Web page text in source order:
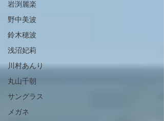
岩渕麗楽
野中美波
鈴木穂波
浅沼妃莉
川村あんり
丸山千朝
サングラス
メガネ